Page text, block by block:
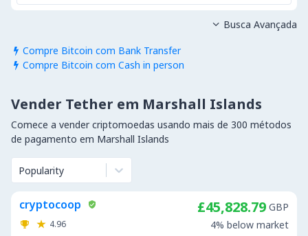
 Compre Bitcoin com Bank Transfer
 Compre Bitcoin com Cash in person
 Busca Avançada
Vender Tether em Marshall Islands
Comece a vender criptomoedas usando mais de 300 métodos
de pagamento em Marshall Islands
Popularity
cryptocoop
4.96
£45,828.79 GBP
4% below market